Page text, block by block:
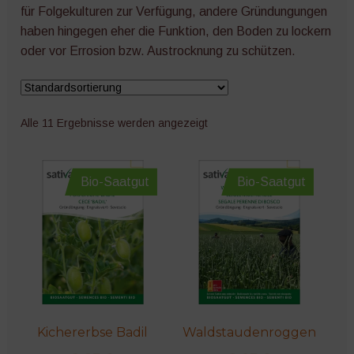
Zwiebeln
Blumen
Bohnen
Mais
Mangold
Kohl
Spinat
Erbsen
für Folgekulturen zur Verfügung, andere Gründungungen
haben hingegen eher die Funktion, den Boden zu lockern
oder vor Errosion bzw. Austrocknung zu schützen.
Alle 11 Ergebnisse werden angezeigt
Bio-Saatgut
Kichererbse Badil
Bio-Saatgut
Waldstaudenroggen